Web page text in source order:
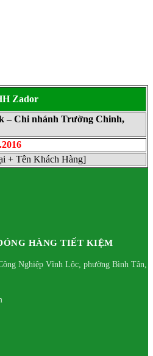
Zador
– Chi nhánh Trường Chinh,
+ Tên Khách Hàng]
HÀNG TIẾT KIỆM
Nghiệp Vĩnh Lộc, phường Bình Tân,